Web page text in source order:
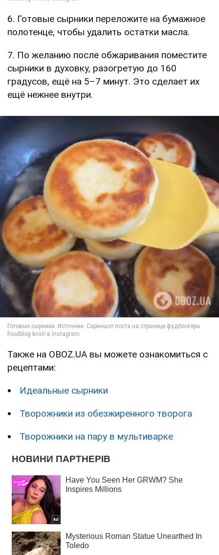
6. Готовые сырники переложите на бумажное
полотенце, чтобы удалить остатки масла.
7. По желанию после обжаривания поместите
сырники в духовку, разогретую до 160
градусов, ещё на 5–7 минут. Это сделает их
ещё нежнее внутри.
Также на OBOZ.UA вы можете ознакомиться с
рецептами:
Идеальные сырники
Творожники из обезжиренного творога
Творожники на пару в мультиварке